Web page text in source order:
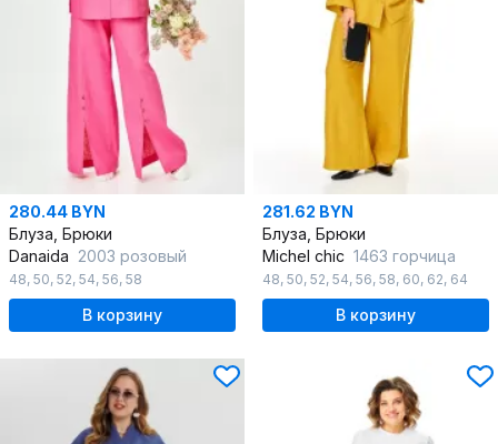
280.44 BYN
Блуза, Брюки
Danaida 2003 розовый
48, 50, 52, 54, 56, 58
В корзину
281.62 BYN
Блуза, Брюки
Michel chic 1463 горчица
48, 50, 52, 54, 56, 58, 60, 62, 64
В корзину